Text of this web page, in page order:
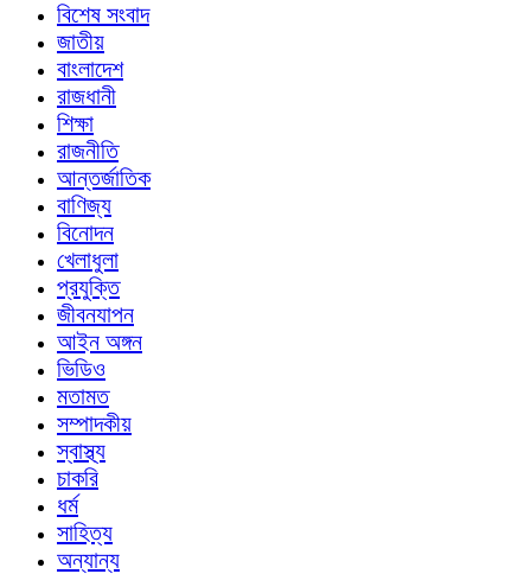
বিশেষ সংবাদ
জাতীয়
বাংলাদেশ
রাজধানী
শিক্ষা
রাজনীতি
আন্তর্জাতিক
বাণিজ্য
বিনোদন
খেলাধুলা
প্রযুক্তি
জীবনযাপন
আইন অঙ্গন
ভিডিও
মতামত
সম্পাদকীয়
স্বাস্থ্য
চাকরি
ধর্ম
সাহিত্য
অন্যান্য